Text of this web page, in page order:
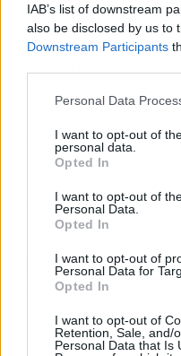
IAB’s list of downstream
also be disclosed by us to
Downstream Participants
Personal Data
I want to opt-out of
personal data.
Opted In
I want to opt-out of
Personal Data.
Opted In
I want to opt-out of
Personal Data for
Opted In
I want to opt-out of
Retention, Sale, and/
Personal Data that Is
Ya sea en tiendas
en e-commerce, el
oferta de packaging
que se puede
un único producto
escalabilidad frente
menos es más. El
exclusividad de lo
Hacer único un
personalizado para
saben mucho en
elementos de envío